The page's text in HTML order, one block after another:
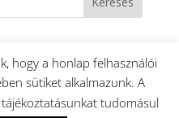
Rólunk
adatok
hogy a honlap felhasználói
sütiket alkalmazunk. A
tudomásul